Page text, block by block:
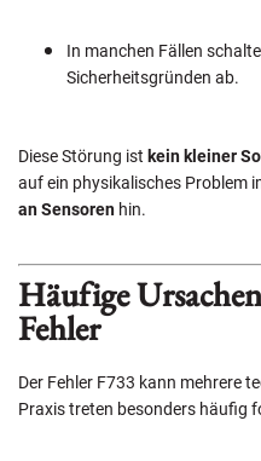
In manchen Fällen
Sicherheitsgründen ab.
Diese Störung ist kein kleiner
auf ein physikalisches Problem
an Sensoren hin.
Häufige
Fehler
Der Fehler F733 kann mehrere
Praxis treten besonders häufig